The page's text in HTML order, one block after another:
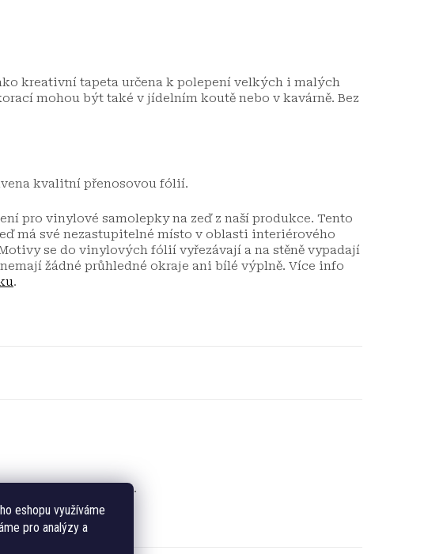
eshopu využíváme
pro analýzy a
kreativní tapeta určena k polepení velkých i malých
mohou být také v jídelním koutě nebo v kavárně. Bez
kvalitní přenosovou fólií.
pro vinylové samolepky na zeď z naší produkce. Tento
má své nezastupitelné místo v oblasti interiérového
se do vinylových fólií vyřezávají a na stěně vypadají
žádné průhledné okraje ani bílé výplně. Více info
.
registrujte.